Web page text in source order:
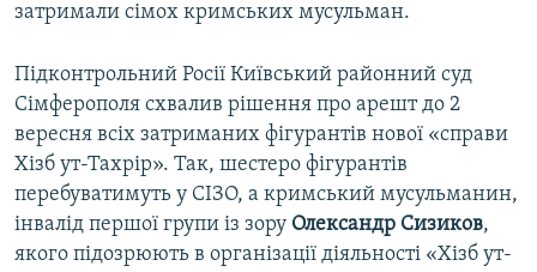
затримали сімох кримських мусульман.
Підконтрольний Росії Київський районний суд
Сімферополя схвалив рішення про арешт до 2
вересня всіх затриманих фігурантів нової «справи
Хізб ут-Тахрір». Так, шестеро фігурантів
перебуватимуть у СІЗО, а кримський мусульманин,
інвалід першої групи із зору Олександр Сизиков,
якого підозрюють в організації діяльності «Хізб ут-